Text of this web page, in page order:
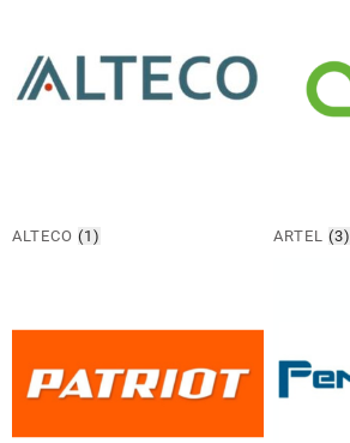
ALTECO (1) ARTEL(3)